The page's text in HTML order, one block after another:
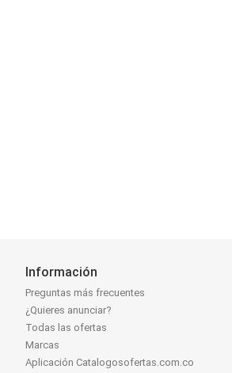
Información
Preguntas más frecuentes
¿Quieres anunciar?
Todas las ofertas
Marcas
Aplicación Catalogosofertas.com.co